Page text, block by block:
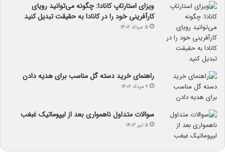
ویزای استارتاپ کانادا: چگونه می‌توانید رویای
کارآفرینی خود را در کانادا به حقیقت تبدیل کنید
۵ مرداد ۱۴۰۲
راهنمای خرید دسته گل مناسب برای هدیه دادن
۲ مرداد ۱۴۰۲
سوالات متداول ناهمواری بعد از لیپوماتیک غبغب
۵ تیر ۱۴۰۲